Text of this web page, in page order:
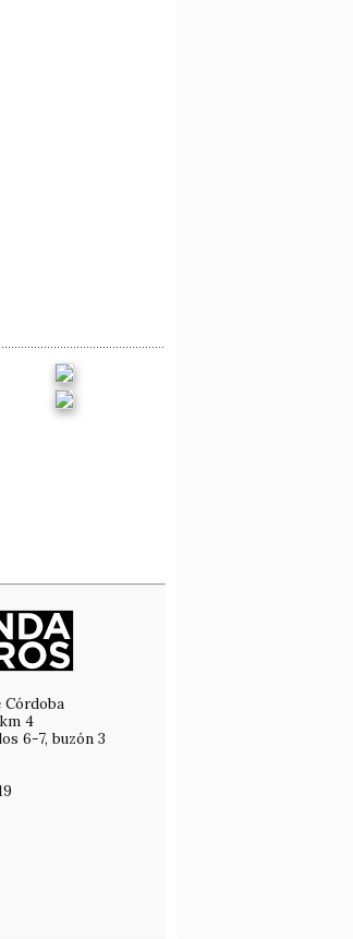
Córdoba
4
6-7, buzón 3